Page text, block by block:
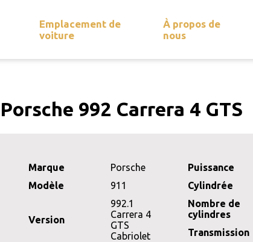
Emplacement de
voiture
À propos de
nous
Porsche 992 Carrera 4 GTS
Marque
Porsche
Modèle
911
Version
992.1
Carrera 4
GTS
Cabriolet
Puissance
Cylindrée
Nombre de
cylindres
Transmission